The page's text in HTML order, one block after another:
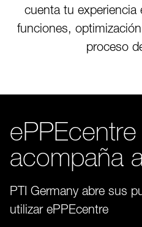
cuenta tu experiencia
funciones,
proceso
acompaña
PTI Germany abre sus
utilizar ePPEcentre